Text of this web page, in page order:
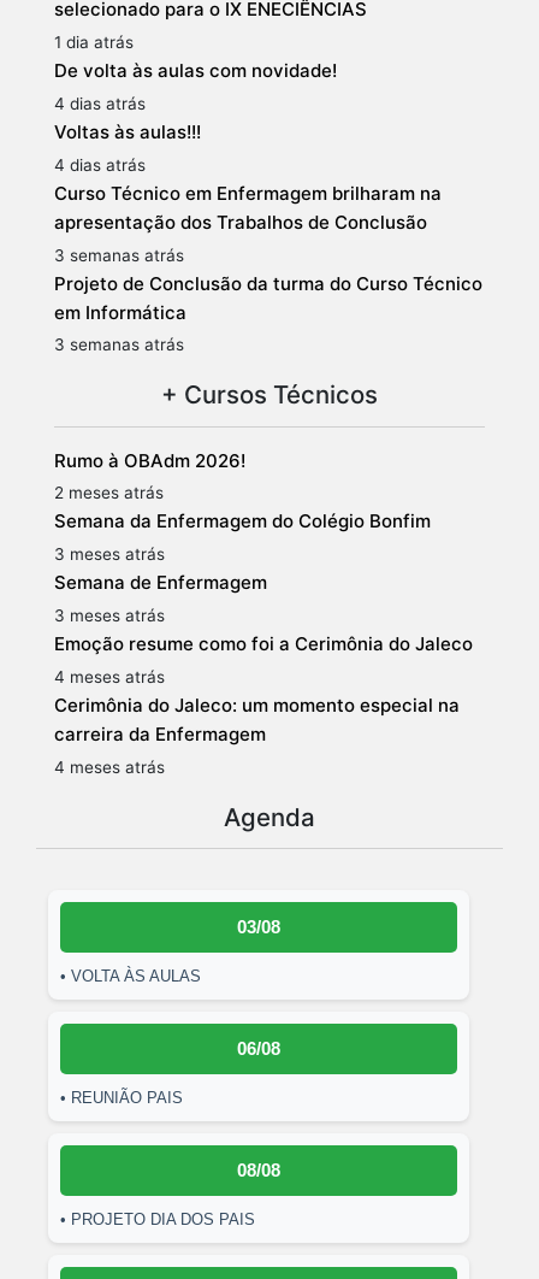
selecionado para o IX ENECIÊNCIAS
1 dia atrás
De volta às aulas com novidade!
4 dias atrás
Voltas às aulas!!!
4 dias atrás
Curso Técnico em Enfermagem brilharam na
apresentação dos Trabalhos de Conclusão
3 semanas atrás
Projeto de Conclusão da turma do Curso Técnico
em Informática
3 semanas atrás
+ Cursos Técnicos
Rumo à OBAdm 2026!
2 meses atrás
Semana da Enfermagem do Colégio Bonfim
3 meses atrás
Semana de Enfermagem
3 meses atrás
Emoção resume como foi a Cerimônia do Jaleco
4 meses atrás
Cerimônia do Jaleco: um momento especial na
carreira da Enfermagem
4 meses atrás
Agenda
03/08
• VOLTA ÀS AULAS
06/08
• REUNIÃO PAIS
08/08
• PROJETO DIA DOS PAIS